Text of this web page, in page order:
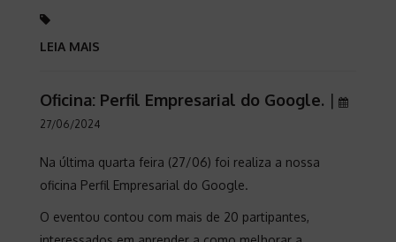
LEIA MAIS
Oficina: Perfil Empresarial do Google. |
27/06/2024
Na última quarta feira (27/06) foi realiza a nossa
oficina Perfil Empresarial do Google.
O eventou contou com mais de 20 partipantes,